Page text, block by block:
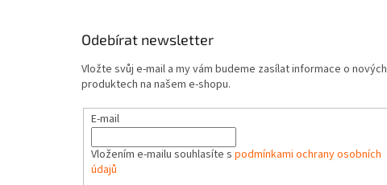
Odebírat newsletter
Vložte svůj e-mail a my vám budeme zasílat informace o nových
produktech na našem e-shopu.
E-mail
Vložením e-mailu souhlasíte s podmínkami ochrany osobních
údajů